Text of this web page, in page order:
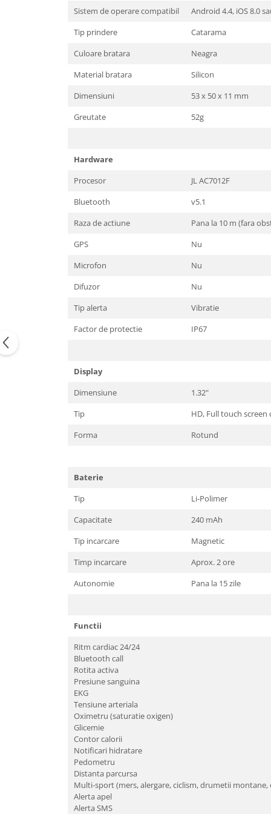
Sistem de operare compatibil
Android 4.4, iOS 8.0
Tip prindere
Catarama
Culoare bratara
Neagra
Material bratara
Silicon
Dimensiuni
53 x 50 x 11 mm
Greutate
52g
Hardware
Procesor
JL AC7012F
Bluetooth
v5.1
Raza de actiune
Pana la 10 m (fara
GPS
Nu
Microfon
Nu
Difuzor
Nu
Tip alerta
Vibratie
Factor de protectie
IP67
Display
Dimensiune
1.32"
Tip
HD, Full touch screen
Forma
Rotund
Baterie
Tip
Li-Polimer
Capacitate
240 mAh
Tip incarcare
Magnetic
Timp incarcare
Aprox. 2 ore
Autonomie
Pana la 15 zile
Functii
Ritm cardiac 24/24
Bluetooth call
Rotita activa
Presiune sanguina
EKG
Tensiune arteriala
Oximetru (saturatie oxigen)
Glicemie
Contor calorii
Notificari hidratare
Pedometru
Distanta parcursa
Multi-sport (mers, alergare, ciclism, drumetii montane,
Alerta apel
Alerta SMS